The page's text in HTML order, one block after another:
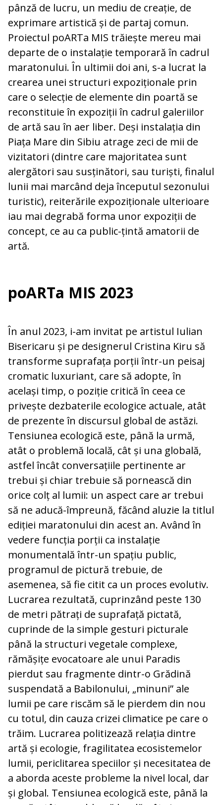
pânză de lucru, un mediu de creație, de
exprimare artistică și de partaj comun.
Proiectul poARTa MIS trăiește mereu mai
departe de o instalație temporară în cadrul
maratonului. În ultimii doi ani, s-a lucrat la
crearea unei structuri expoziționale prin
care o selecție de elemente din poartă se
reconstituie în expoziții în cadrul galeriilor
de artă sau în aer liber. Deși instalația din
Piața Mare din Sibiu atrage zeci de mii de
vizitatori (dintre care majoritatea sunt
alergători sau susținători, sau turiști, finalul
lunii mai marcând deja începutul sezonului
turistic), reiterările expoziționale ulterioare
iau mai degrabă forma unor expoziții de
concept, ce au ca public-țintă amatorii de
artă.
poARTa MIS 2023
În anul 2023, i-am invitat pe artistul Iulian
Bisericaru și pe designerul Cristina Kiru să
transforme suprafața porții într-un peisaj
cromatic luxuriant, care să adopte, în
același timp, o poziție critică în ceea ce
privește dezbaterile ecologice actuale, atât
de prezente în discursul global de astăzi.
Tensiunea ecologică este, până la urmă,
atât o problemă locală, cât și una globală,
astfel încât conversațiile pertinente ar
trebui și chiar trebuie să pornească din
orice colț al lumii: un aspect care ar trebui
să ne aducă-împreună, făcând aluzie la titlul
ediției maratonului din acest an. Având în
vedere funcția porții ca instalație
monumentală într-un spațiu public,
programul de pictură trebuie, de
asemenea, să fie citit ca un proces evolutiv.
Lucrarea rezultată, cuprinzând peste 130
de metri pătrați de suprafață pictată,
cuprinde de la simple gesturi picturale
până la structuri vegetale complexe,
rămășițe evocatoare ale unui Paradis
pierdut sau fragmente dintr-o Grădină
suspendată a Babilonului, „minuni” ale
lumii pe care riscăm să le pierdem din nou
cu totul, din cauza crizei climatice pe care o
trăim. Lucrarea politizează relația dintre
artă și ecologie, fragilitatea ecosistemelor
lumii, periclitarea speciilor și necesitatea de
a aborda aceste probleme la nivel local, dar
și global. Tensiunea ecologică este, până la